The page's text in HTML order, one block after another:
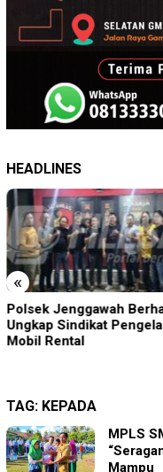
HEADLINES
«
Polsek Jenggawah
Ungkap Sindikat
Mobil Rental
TAG: KEPADA
MPLS
Mampu